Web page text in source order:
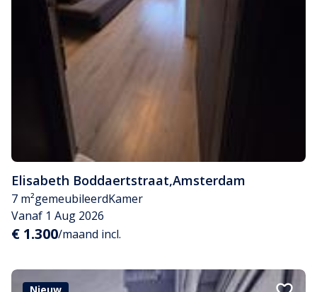
Elisabeth Boddaertstraat,Amsterdam
7 m²gemeubileerdKamer
Vanaf 1 Aug 2026
€ 1.300/maand incl.